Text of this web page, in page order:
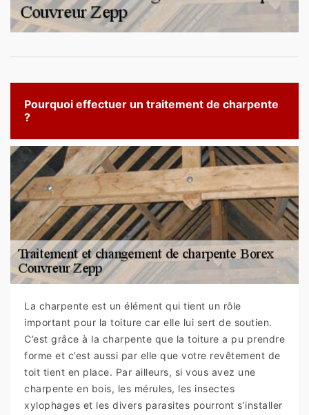
Pourquoi effectuer un traitement de charpente
?
La charpente est un élément qui tient un rôle
important pour la toiture car elle lui sert de soutien.
C’est grâce à la charpente que la toiture a pu prendre
forme et c’est aussi par elle que votre revêtement de
toit tient en place. Par ailleurs, si vous avez une
charpente en bois, les mérules, les insectes
xylophages et les divers parasites pourront s’installer